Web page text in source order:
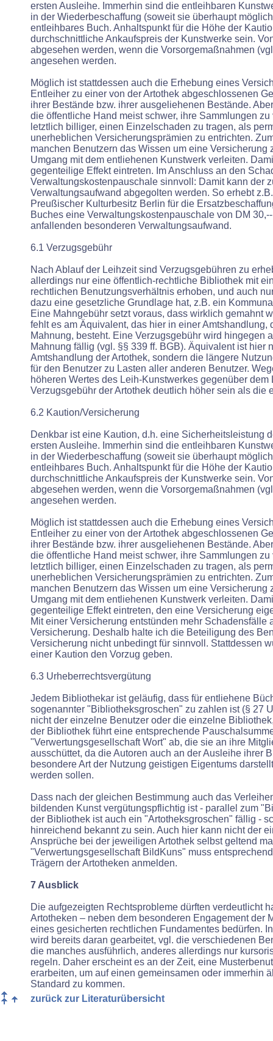
ersten Ausleihe. Immerhin sind die entleihbaren
in der Wiederbeschaffung (soweit sie überhaupt
entleihbares Buch. Anhaltspunkt für die Höhe der
durchschnittliche Ankaufspreis der Kunstwerke sein.
abgesehen werden, wenn die Vorsorgemaßnahmen
angesehen werden.
Möglich ist stattdessen auch die Erhebung eines
Entleiher zu einer von der Artothek abgeschlossenen
ihrer Bestände bzw. ihrer ausgeliehenen Bestände.
die öffentliche Hand meist schwer, ihre Sammlungen
letztlich billiger, einen Einzelschaden zu tragen, als
unerheblichen Versicherungsprämien zu entrichten.
manchen Benutzern das Wissen um eine Versicherung
Umgang mit dem entliehenen Kunstwerk verleiten.
gegenteilige Effekt eintreten. Im Anschluss an den
Verwaltungskostenpauschale sinnvoll: Damit kann der
Verwaltungsaufwand abgegolten werden. So erhebt
Preußischer Kulturbesitz Berlin für die
Buches eine Verwaltungskostenpauschale von DM
anfallenden besonderen Verwaltungsaufwand.
6.1 Verzugsgebühr
Nach Ablauf der Leihzeit sind Verzugsgebühren zu
allerdings nur eine öffentlich-rechtliche Bibliothek mit
rechtlichen Benutzungsverhältnis erhoben, und auch
dazu eine gesetzliche Grundlage hat, z.B. ein
Eine Mahngebühr setzt voraus, dass wirklich gemahnt
fehlt es am Äquivalent, das hier in einer Amtshandlung,
Mahnung, besteht. Eine Verzugsgebühr wird hingegen
Mahnung fällig (vgl. §§ 339 ff. BGB). Äquivalent ist hier
Amtshandlung der Artothek, sondern die längere
für den Benutzer zu Lasten aller anderen Benutzer.
höheren Wertes des Leih-Kunstwerkes gegenüber
Verzugsgebühr der Artothek deutlich höher sein als die
6.2 Kaution/Versicherung
Denkbar ist eine Kaution, d.h. eine Sicherheitsleistung
ersten Ausleihe. Immerhin sind die entleihbaren
in der Wiederbeschaffung (soweit sie überhaupt
entleihbares Buch. Anhaltspunkt für die Höhe der
durchschnittliche Ankaufspreis der Kunstwerke sein.
abgesehen werden, wenn die Vorsorgemaßnahmen
angesehen werden.
Möglich ist stattdessen auch die Erhebung eines
Entleiher zu einer von der Artothek abgeschlossenen
ihrer Bestände bzw. ihrer ausgeliehenen Bestände.
die öffentliche Hand meist schwer, ihre Sammlungen
letztlich billiger, einen Einzelschaden zu tragen, als
unerheblichen Versicherungsprämien zu entrichten.
manchen Benutzern das Wissen um eine Versicherung
Umgang mit dem entliehenen Kunstwerk verleiten.
gegenteilige Effekt eintreten, den eine Versicherung
Mit einer Versicherung entstünden mehr Schadensfälle
Versicherung. Deshalb halte ich die Beteiligung des
Versicherung nicht unbedingt für sinnvoll. Stattdessen
einer Kaution den Vorzug geben.
6.3 Urheberrechtsvergütung
Jedem Bibliothekar ist geläufig, dass für entliehene
sogenannter "Bibliotheksgroschen" zu zahlen ist (§ 27
nicht der einzelne Benutzer oder die einzelne
der Bibliothek führt eine entsprechende
"Verwertungsgesellschaft Wort" ab, die sie an ihre
ausschüttet, da die Autoren auch an der Ausleihe ihrer
besondere Art der Nutzung geistigen Eigentums
werden sollen.
Dass nach der gleichen Bestimmung auch das
bildenden Kunst vergütungspflichtig ist - parallel zum
der Bibliothek ist auch ein "Artotheksgroschen" fällig -
hinreichend bekannt zu sein. Auch hier kann nicht der
Ansprüche bei der jeweiligen Artothek selbst geltend
"Verwertungsgesellschaft BildKuns" muss
Trägern der Artotheken anmelden.
7 Ausblick
Die aufgezeigten Rechtsprobleme dürften verdeutlicht
Artotheken – neben dem besonderen Engagement der
eines gesicherten rechtlichen Fundamentes bedürfen.
wird bereits daran gearbeitet, vgl. die verschiedenen
die manches ausführlich, anderes allerdings nur
regeln. Daher erscheint es an der Zeit, eine
erarbeiten, um auf einen gemeinsamen oder immerhin
Standard zu kommen.
zurück zur Literaturübersicht